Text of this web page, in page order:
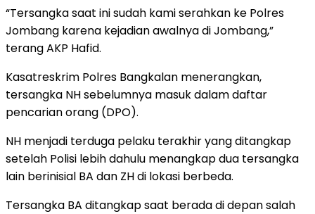
“Tersangka saat ini sudah kami serahkan ke Polres
Jombang karena kejadian awalnya di Jombang,”
terang AKP Hafid.
Kasatreskrim Polres Bangkalan menerangkan,
tersangka NH sebelumnya masuk dalam daftar
pencarian orang (DPO).
NH menjadi terduga pelaku terakhir yang ditangkap
setelah Polisi lebih dahulu menangkap dua tersangka
lain berinisial BA dan ZH di lokasi berbeda.
Tersangka BA ditangkap saat berada di depan salah